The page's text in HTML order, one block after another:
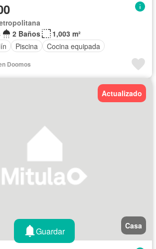
2 Baños
1,003 m²
Piscina Cocina equipada
Doomos
Actualizado
Casa
Guardar